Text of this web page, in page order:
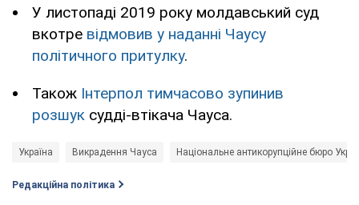
У листопаді 2019 року молдавський суд
вкотре відмовив у наданні Чаусу
політичного притулку.
Також Інтерпол тимчасово зупинив
розшук судді-втікача Чауса.
Україна Викрадення Чауса Національне антикорупційне бюро
Редакційна політика